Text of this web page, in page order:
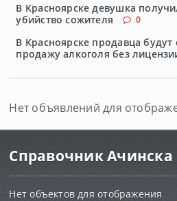
В Красноярске девушка
убийство сожителя
0
В Красноярске продавца
продажу алкоголя без
Нет объявлений для
Справочник Ачинска
Нет объектов для отображения